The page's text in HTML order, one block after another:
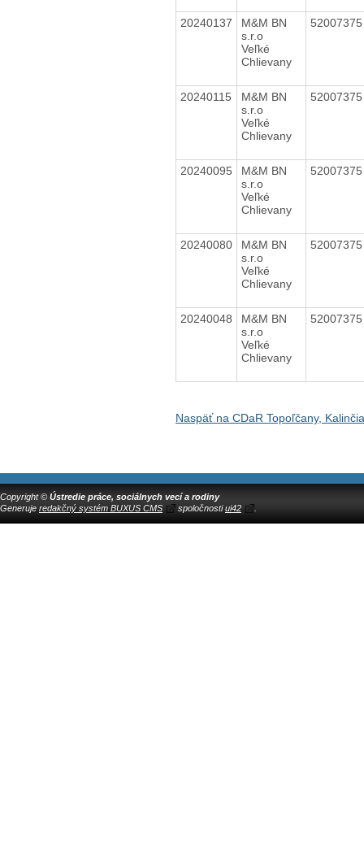
20240137
M&M BN
s.r.o
Veľké
Chlievany
20240115
M&M BN
s.r.o
Veľké
Chlievany
20240095
M&M BN
s.r.o
Veľké
Chlievany
20240080
M&M BN
s.r.o
Veľké
Chlievany
20240048
M&M BN
s.r.o
Veľké
Chlievany
Naspäť na CDaR Topoľčany,
Copyright © Ústredie práce, sociálnych vecí a rodiny
Generuje redakčný systém BUXUS CMS spoločnostiui42